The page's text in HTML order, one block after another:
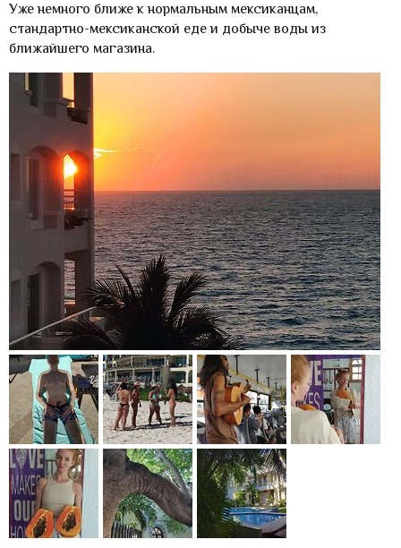
Уже немного ближе к нормальным мексиканцам,
стандартно-мексиканской еде и добыче воды из
ближайшего магазина.